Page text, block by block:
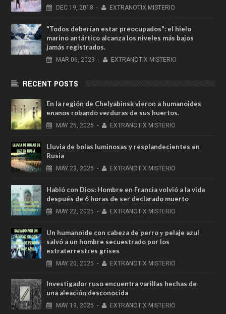
DEC 19, 2018 - EXTRANOTIX MISTERIO
"Todos deberían estar preocupados": el hielo
marino antártico alcanza los niveles más bajos
jamás registrados.
MAR 06, 2023 - EXTRANOTIX MISTERIO
RECENT POSTS
En la región de Chelyabinsk vieron a humanoides
enanos robando verduras de sus huertos.
MAY 25, 2025 - EXTRANOTIX MISTERIO
Lluvia de bolas luminosas y resplandecientes en
Rusia
MAY 23, 2025 - EXTRANOTIX MISTERIO
Habló con Dios: Hombre en Francia volvió a la vida
después de 6 horas de ser declarado muerto
MAY 22, 2025 - EXTRANOTIX MISTERIO
Un humanoide con cabeza de perro у pelaje azul
salvó a un hombre secuestrado por los
extraterrestres grises
MAY 20, 2025 - EXTRANOTIX MISTERIO
Investigador ruso encuentra varillas hechas de
una aleación desconocida
MAY 19, 2025 - EXTRANOTIX MISTERIO